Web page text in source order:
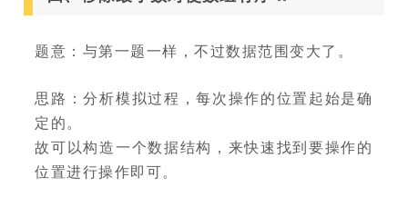
题意：与第一题一样，不过数据范围变大了。
思路：分析模拟过程，每次操作的位置起始是确
定的。
故可以构造一个数据结构，来快速找到要操作的
位置进行操作即可。